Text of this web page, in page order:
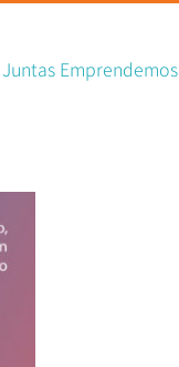
Juntas Emprendemos